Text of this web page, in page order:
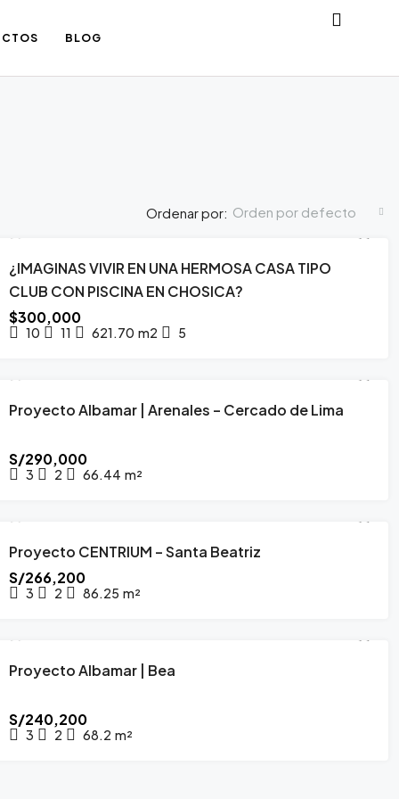
BLOG
Ordenar por: Orden por defecto
DESTACADO VENTA OPORTUNIDAD DE INVERSIÓN POR REMODELAR
¿IMAGINAS VIVIR EN UNA HERMOSA CASA TIPO
CLUB CON PISCINA EN CHOSICA?
$300,000
10 11 621.70 m2 5
PROYECTO INMOBILIARIO ENTREGA INMEDIATA
Proyecto Albamar | Arenales – Cercado de Lima
S/290,000
3 2 66.44 m²
PROYECTO INMOBILIARIO
Proyecto CENTRIUM – Santa Beatriz
S/266,200
3 2 86.25 m²
PROYECTO INMOBILIARIO
Proyecto Albamar | Bea
S/240,200
3 2 68.2 m²
FRENTE AL MAR EN
– CHORRILLOS 🌅
🏡 AMPLIO